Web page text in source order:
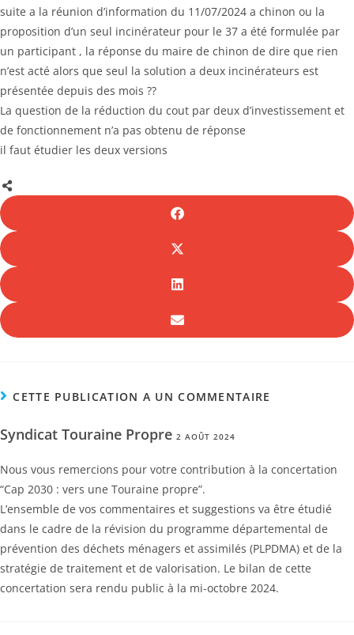
suite a la réunion d’information du 11/07/2024 a chinon ou la
proposition d’un seul incinérateur pour le 37 a été formulée par
un participant , la réponse du maire de chinon de dire que rien
n’est acté alors que seul la solution a deux incinérateurs est
présentée depuis des mois ??
La question de la réduction du cout par deux d’investissement et
de fonctionnement n’a pas obtenu de réponse
il faut étudier les deux versions
CETTE PUBLICATION A UN COMMENTAIRE
Syndicat Touraine Propre 2 AOÛT 2024
Nous vous remercions pour votre contribution à la concertation
“Cap 2030 : vers une Touraine propre”.
L’ensemble de vos commentaires et suggestions va être étudié
dans le cadre de la révision du programme départemental de
prévention des déchets ménagers et assimilés (PLPDMA) et de la
stratégie de traitement et de valorisation. Le bilan de cette
concertation sera rendu public à la mi-octobre 2024.